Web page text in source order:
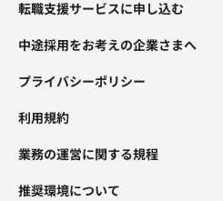
転職支援サービスに申し込む
中途採用をお考えの企業さまへ
プライバシーポリシー
利用規約
業務の運営に関する規程
推奨環境について